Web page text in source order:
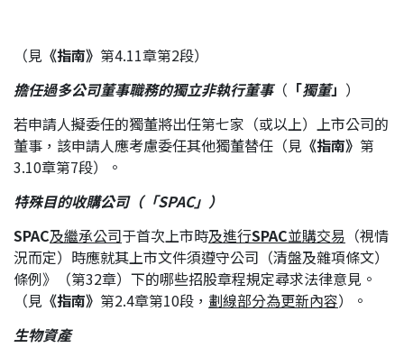
（見 《指南》 第4.11章第2段）
擔任過多公司董事職務的獨立非執行董事（ 「獨董」 ）
若申請人擬委任的獨董將出任第七家（或以上）上市公司的
董事，該申請人應考慮委任其他獨董替任（見 《指南》 第
3.10章第7段）。
特殊目的收購公司（「SPAC」）
SPAC及繼承公司于首次上市時及進行SPAC並購交易 （視情
況而定）時應就其上市文件須遵守公司（清盤及雜項條文）
條例》（第32章）下的哪些招股章程規定尋求法律意見。
（見 《指南》 第2.4章第10段， 劃線部分為更新內容）。
生物資產